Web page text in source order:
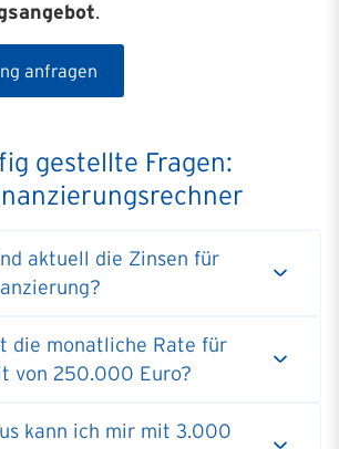
.
anfragen
gestellte Fragen:
aktuell die Zinsen für
die monatliche Rate für
von 250.000 Euro?
kann ich mir mit 3.000